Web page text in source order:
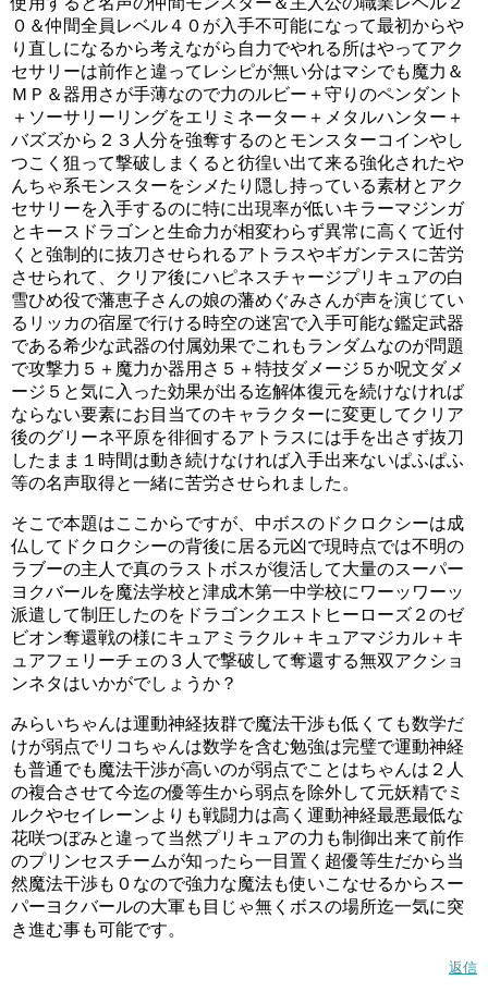
０＆仲間全員レベル４０が入手不可能になって最初からや
り直しになるから考えながら自力でやれる所はやってアク
セサリーは前作と違ってレシピが無い分はマシでも魔力＆
ＭＰ＆器用さが手薄なので力のルビー＋守りのペンダント
＋ソーサリーリングをエリミネーター＋メタルハンター＋
バズズから２３人分を強奪するのとモンスターコインやし
つこく狙って撃破しまくると彷徨い出て来る強化されたや
んちゃ系モンスターをシメたり隠し持っている素材とアク
セサリーを入手するのに特に出現率が低いキラーマジンガ
とキースドラゴンと生命力が相変わらず異常に高くて近付
くと強制的に抜刀させられるアトラスやギガンテスに苦労
させられて、クリア後にハピネスチャージプリキュアの白
雪ひめ役で藩恵子さんの娘の藩めぐみさんが声を演じてい
るリッカの宿屋で行ける時空の迷宮で入手可能な鑑定武器
である希少な武器の付属効果でこれもランダムなのが問題
で攻撃力５＋魔力か器用さ５＋特技ダメージ５か呪文ダメ
ージ５と気に入った効果が出る迄解体復元を続けなければ
ならない要素にお目当てのキャラクターに変更してクリア
後のグリーネ平原を徘徊するアトラスには手を出さず抜刀
したまま１時間は動き続けなければ入手出来ないぱふぱふ
等の名声取得と一緒に苦労させられました。
そこで本題はここからですが、中ボスのドクロクシーは成
仏してドクロクシーの背後に居る元凶で現時点では不明の
ラブーの主人で真のラストボスが復活して大量のスーパー
ヨクバールを魔法学校と津成木第一中学校にワーッワーッ
派遣して制圧したのをドラゴンクエストヒーローズ２のゼ
ビオン奪還戦の様にキュアミラクル＋キュアマジカル＋キ
ュアフェリーチェの３人で撃破して奪還する無双アクショ
ンネタはいかがでしょうか？
みらいちゃんは運動神経抜群で魔法干渉も低くても数学だ
けが弱点でリコちゃんは数学を含む勉強は完璧で運動神経
も普通でも魔法干渉が高いのが弱点でことはちゃんは２人
の複合させて今迄の優等生から弱点を除外して元妖精でミ
ルクやセイレーンよりも戦闘力は高く運動神経最悪最低な
花咲つぼみと違って当然プリキュアの力も制御出来て前作
のプリンセスチームが知ったら一目置く超優等生だから当
然魔法干渉も０なので強力な魔法も使いこなせるからスー
パーヨクバールの大軍も目じゃ無くボスの場所迄一気に突
き進む事も可能です。
返信